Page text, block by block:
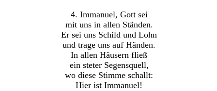
4. Immanuel, Gott sei
mit uns in allen Ständen.
Er sei uns Schild und Lohn
und trage uns auf Händen.
In allen Häusern fließ
ein steter Segensquell,
wo diese Stimme schallt:
Hier ist Immanuel!